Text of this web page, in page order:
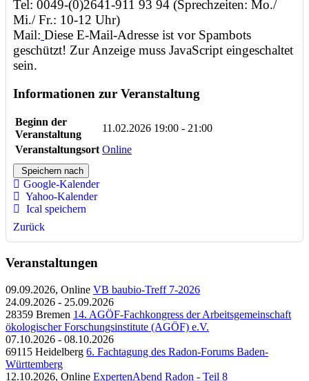
Tel: 0049-(0)2641-911 93 94 (Sprechzeiten: Mo./
Mi./ Fr.: 10-12 Uhr)
Mail: Diese E-Mail-Adresse ist vor Spambots
geschützt! Zur Anzeige muss JavaScript eingeschaltet
sein.
Informationen zur Veranstaltung
Beginn der
Veranstaltung
11.02.2026 19:00 - 21:00
Veranstaltungsort Online
Speichern nach
Google-Kalender
Yahoo-Kalender
Ical speichern
Zurück
Veranstaltungen
09.09.2026, Online VB baubio-Treff 7-2026
24.09.2026 - 25.09.2026
28359 Bremen 14. AGÖF-Fachkongress der Arbeitsgemeinschaft
ökologischer Forschungsinstitute (AGÖF) e.V.
07.10.2026 - 08.10.2026
69115 Heidelberg 6. Fachtagung des Radon-Forums Baden-
Württemberg
12.10.2026, Online ExpertenAbend Radon - Teil 8